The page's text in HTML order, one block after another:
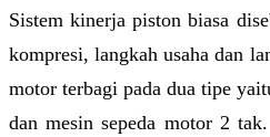
Sistem kinerja piston biasa
kompresi, langkah usaha dan
motor terbagi pada dua tipe
dan mesin sepeda motor 2